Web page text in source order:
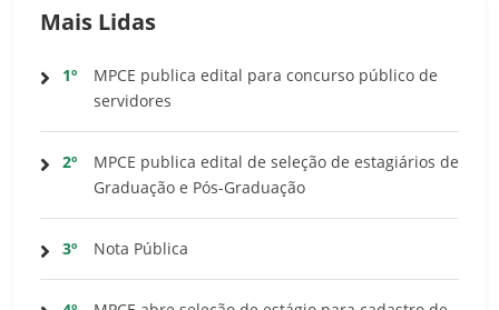
Mais Lidas
1º
MPCE publica edital para concurso público de
servidores
2º
MPCE publica edital de seleção de estagiários de
Graduação e Pós-Graduação
3º Nota Pública